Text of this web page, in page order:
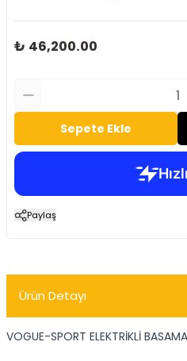
₺ 46,200.00
Sepete Ekle
Paylaş
Ürün Detayı
VOGUE-SPORT ELEKTRİKLİ